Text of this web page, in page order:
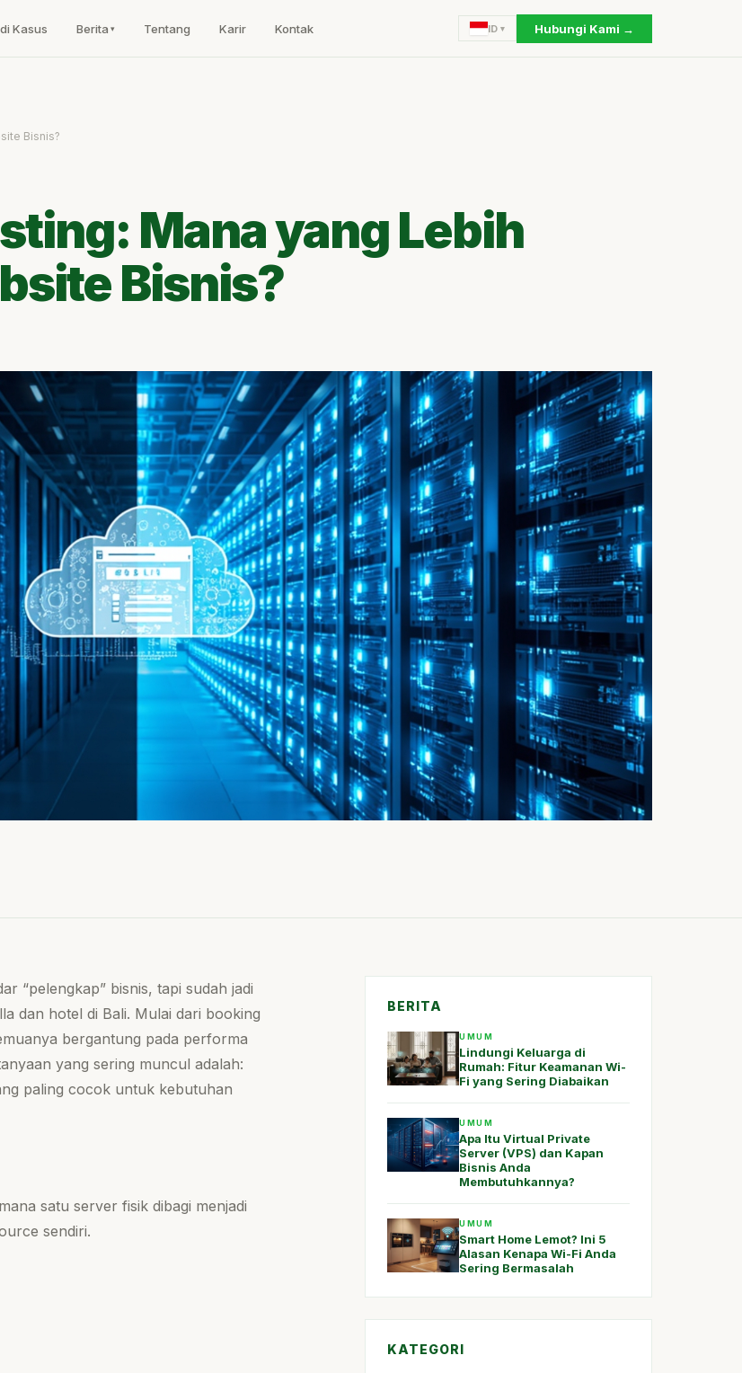
Kasus Berita Tentang Karir Kontak ID Hubungi Kami →
Bisnis?
Mana yang Lebih
Bisnis?
“pelengkap” bisnis, tapi sudah jadi
dan hotel di Bali. Mulai dari booking
bergantung pada performa
yang sering muncul adalah:
paling cocok untuk kebutuhan
satu server fisik dibagi menjadi
sendiri.
BERITA
UMUM
Lindungi Keluarga di
Rumah: Fitur Keamanan Wi-
Fi yang Sering Diabaikan
UMUM
Apa Itu Virtual Private
Server (VPS) dan Kapan
Bisnis Anda
Membutuhkannya?
UMUM
Smart Home Lemot? Ini 5
Alasan Kenapa Wi-Fi Anda
Sering Bermasalah
KATEGORI